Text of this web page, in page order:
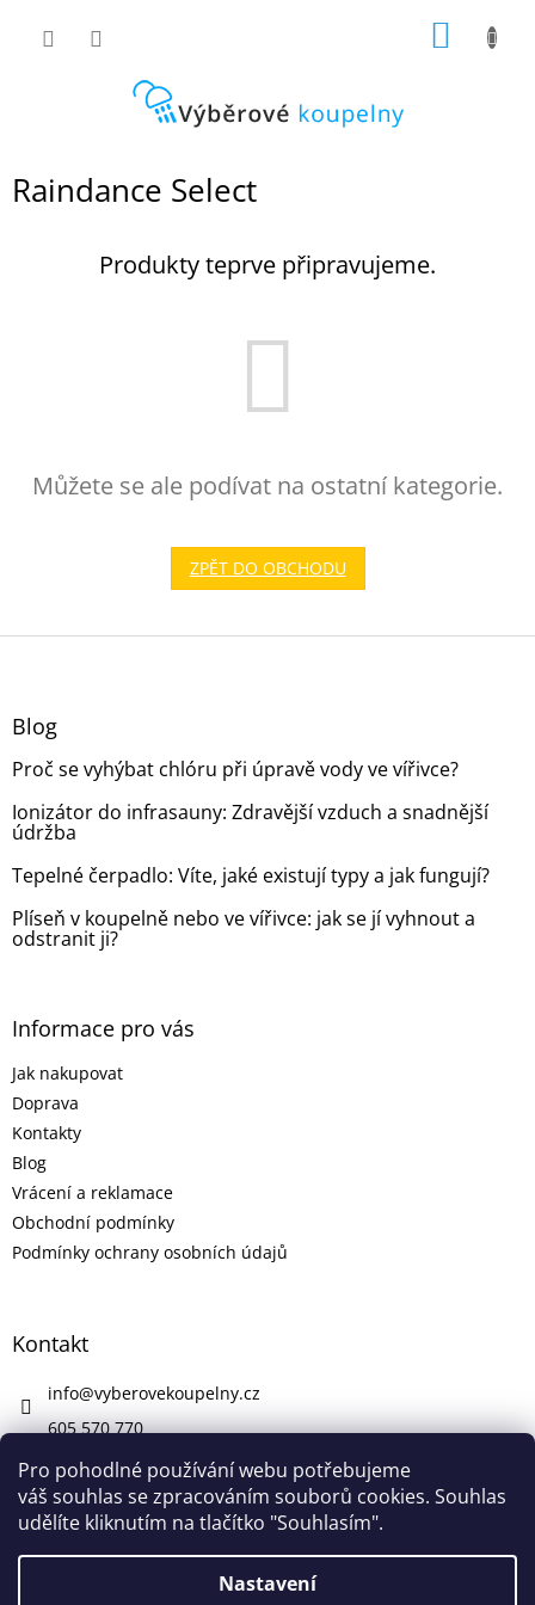
Pro pohodlné používání webu potřebujeme
váš souhlas se zpracováním souborů cookies. Souhlas
udělíte kliknutím na tlačítko "Souhlasím".
Nastavení
Raindance Select
Produkty teprve připravujeme.
Můžete se ale podívat na ostatní kategorie.
ZPĚT DO OBCHODU
Z
Blog
Proč se vyhýbat chlóru při úpravě vody ve vířivce?
Ionizátor do infrasauny: Zdravější vzduch a snadnější
údržba
Tepelné čerpadlo: Víte, jaké existují typy a jak fungují?
Plíseň v koupelně nebo ve vířivce: jak se jí vyhnout a
odstranit ji?
Informace pro vás
Jak nakupovat
Doprava
Kontakty
Blog
Vrácení a reklamace
Obchodní podmínky
Podmínky ochrany osobních údajů
Kontakt
info@vyberovekoupelny.cz
605 570 770
https://www.facebook.com/vyberovekoupelny/